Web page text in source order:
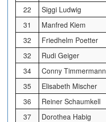
22
Siggi Ludwig
31
Manfred Kiem
32
Friedhelm Poetter
32
Rudi Geiger
34
Conny Timmermann
35
Elisabeth Mischer
36
Reiner Schaumkell
37
Dorothea Habig